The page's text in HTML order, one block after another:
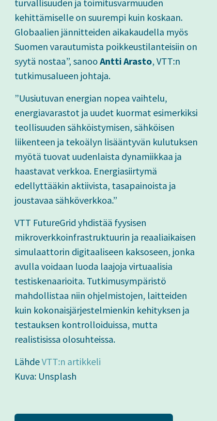
turvallisuuden ja toimitusvarmuuden
kehittämiselle on suurempi kuin koskaan.
Globaalien jännitteiden aikakaudella myös
Suomen varautumista poikkeustilanteisiin on
syytä nostaa”, sanoo Antti Arasto, VTT:n
tutkimusalueen johtaja.
”Uusiutuvan energian nopea vaihtelu,
energiavarastot ja uudet kuormat esimerkiksi
teollisuuden sähköistymisen, sähköisen
liikenteen ja tekoälyn lisääntyvän kulutuksen
myötä tuovat uudenlaista dynamiikkaa ja
haastavat verkkoa. Energiasiirtymä
edellyttääkin aktiivista, tasapainoista ja
joustavaa sähköverkkoa.”
VTT FutureGrid yhdistää fyysisen
mikroverkkoinfrastruktuurin ja reaaliaikaisen
simulaattorin digitaaliseen kaksoseen, jonka
avulla voidaan luoda laajoja virtuaalisia
testiskenaarioita. Tutkimusympäristö
mahdollistaa niin ohjelmistojen, laitteiden
kuin kokonaisjärjestelmienkin kehityksen ja
testauksen kontrolloiduissa, mutta
realistisissa olosuhteissa.
LähdeVTT:n artikkeli
Kuva: Unsplash